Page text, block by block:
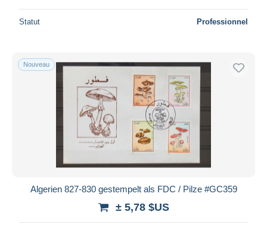
Statut Professionnel
Nouveau
Algerien 827-830 gestempelt als FDC / Pilze #GC359
± 5,78 $US